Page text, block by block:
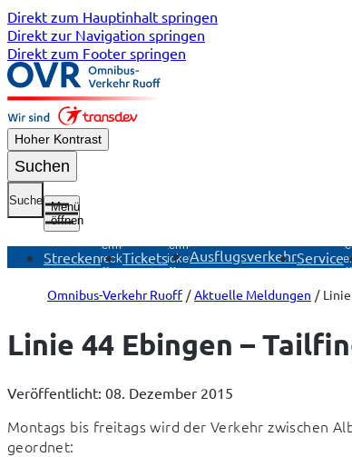
Direkt zum Hauptinhalt springen
Direkt zur Navigation springen
Direkt zum Footer springen
Hoher Kontrast
Suchen
Suche
Menü
öffnen
Strecken
Untermenü
Strecken
öffnen
Tickets
Untermenü
Tickets
öffnen
AusflugsverkehrService
Omnibus-Verkehr Ruoff Aktuelle Meldungen
Linie 44 Ebingen –
Veröffentlicht: 08. Dezember 2015
Montags bis freitags wird der Verkehr zwischen
geordnet: